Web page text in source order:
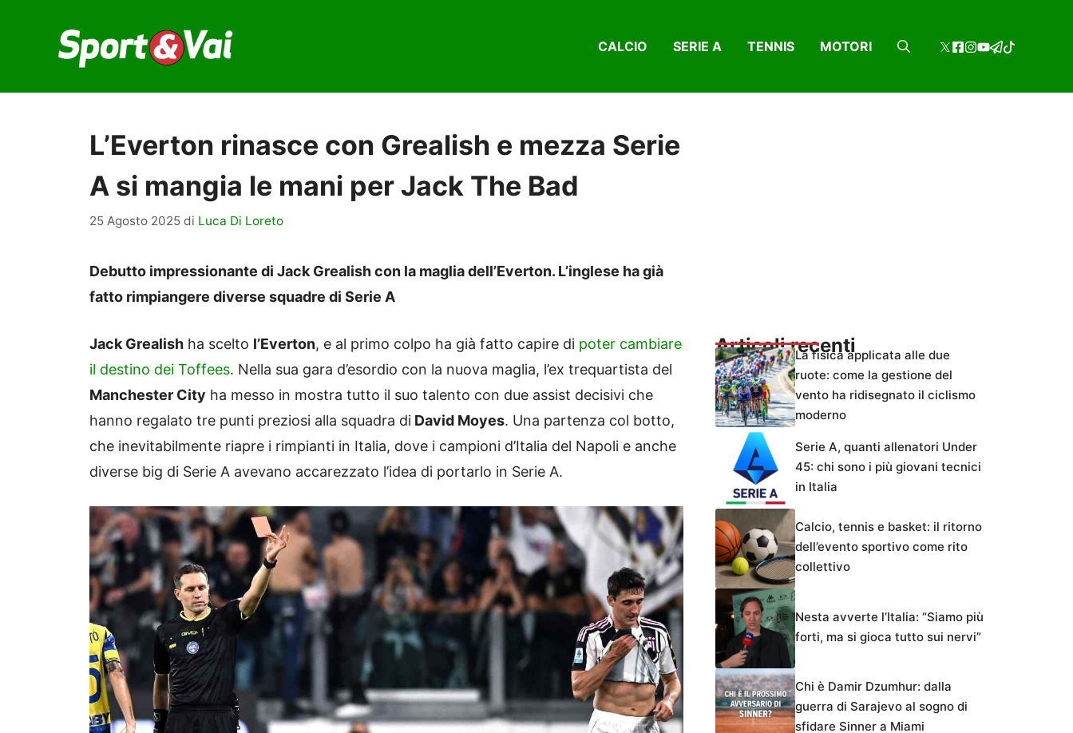
contenuto
CALCIO SERIE A TENNIS MOTORI
L’Everton rinasce con Grealish e mezza Serie
A si mangia le mani per Jack The Bad
25 Agosto 2025 di Luca Di Loreto
Debutto impressionante di Jack Grealish con la maglia dell’Everton. L’inglese ha già
fatto rimpiangere diverse squadre di Serie A
Jack Grealish ha scelto l’Everton, e al primo colpo ha già fatto capire di poter cambiare
il destino dei Toffees. Nella sua gara d’esordio con la nuova maglia, l’ex trequartista del
Manchester City ha messo in mostra tutto il suo talento con due assist decisivi che
hanno regalato tre punti preziosi alla squadra di David Moyes. Una partenza col botto,
che inevitabilmente riapre i rimpianti in Italia, dove i campioni d’Italia del Napoli e anche
diverse big di Serie A avevano accarezzato l’idea di portarlo in Serie A.
Articoli recentiLa fisica applicata alle due
ruote: come la gestione del
vento ha ridisegnato il ciclismo
moderno
Serie A, quanti allenatori Under
45: chi sono i più giovani tecnici
in Italia
Calcio, tennis e basket: il ritorno
dell’evento sportivo come rito
collettivo
Nesta avverte l’Italia: “Siamo più
forti, ma si gioca tutto sui nervi”
Chi è Damir Dzumhur: dalla
guerra di Sarajevo al sogno di
sfidare Sinner a Miami